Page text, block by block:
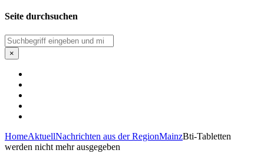
Seite durchsuchen
Suchen
×
HomeAktuellNachrichten aus der RegionMainzBti-Tabletten
werden nicht mehr ausgegeben